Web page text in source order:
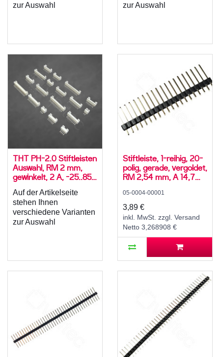
zur Auswahl
zur Auswahl
THT PH-2.0 Stiftleisten
Auswahl, RM 2 mm,
gewinkelt, 2 A, -25..85
Auf der Artikelseite
stehen Ihnen
verschiedene Varianten
zur Auswahl
Stiftleiste, 1-reihig, 20-
polig, gerade, vergoldet,
RM 2,54 mm, A 14,7
mm
05-0004-00001
3,89 €
inkl. MwSt. zzgl. Versand
Netto 3,268908 €